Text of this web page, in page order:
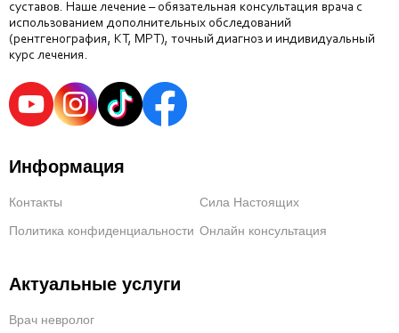
суставов. Наше лечение – обязательная консультация врача с
использованием дополнительных обследований
(рентгенография, КТ, МРТ), точный диагноз и индивидуальный
курс лечения.
Информация
Контакты
Сила Настоящих
Политика конфиденциальности Онлайн консультация
Актуальные услуги
Врач невролог